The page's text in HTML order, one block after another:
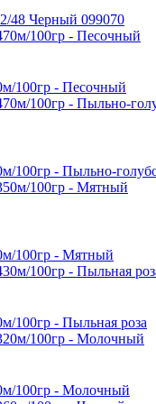
48 Черный 099070
100гр - Песочный
100гр - Пыльно-
100гр - Мятный
100гр - Пыльная роза
100гр - Молочный